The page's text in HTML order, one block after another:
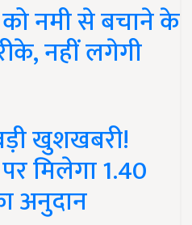
नमी से बचाने के
नहीं लगेगी
खुशखबरी!
पर मिलेगा 1.40
अनुदान